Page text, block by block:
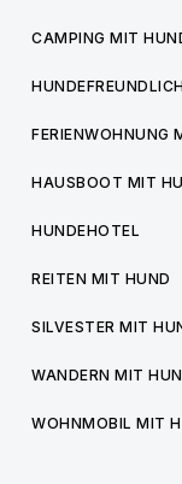
CAMPING MIT
FERIENWOHNUNG
HAUSBOOT MIT
HUNDEHOTEL
REITEN MIT HUND
SILVESTER MIT
WANDERN MIT
WOHNMOBIL MIT